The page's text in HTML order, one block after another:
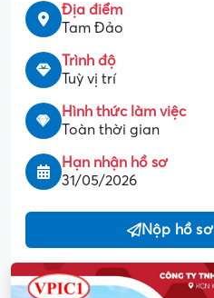
Địa điểm
Tam Đảo
Trình độ
Tuỳ vị trí
Hình thức làm việc
Toàn thời gian
Hạn nhận hồ sơ
31/05/2026
Nộp hồ sơ